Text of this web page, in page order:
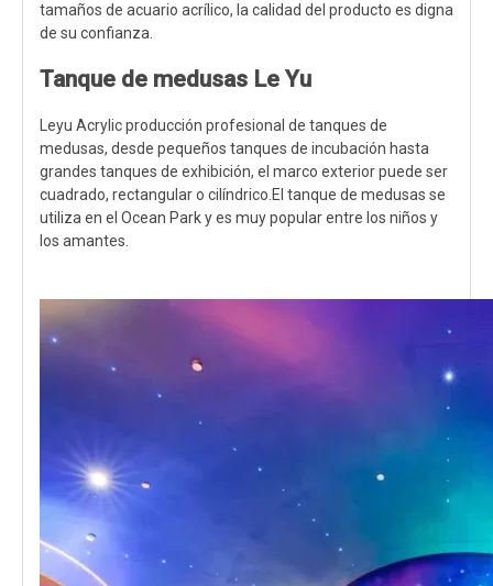
tamaños de acuario acrílico, la calidad del producto es digna
de su confianza.
Tanque de medusas Le Yu
Leyu Acrylic producción profesional de tanques de
medusas, desde pequeños tanques de incubación hasta
grandes tanques de exhibición, el marco exterior puede ser
cuadrado, rectangular o cilíndrico.El tanque de medusas se
utiliza en el Ocean Park y es muy popular entre los niños y
los amantes.